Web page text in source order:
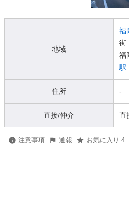
地域
福
街
福
駅
住所 -
直接/仲介 直
注意事項 通報 お気に入り 4